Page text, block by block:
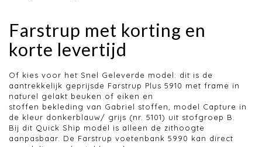
Farstrup met korting en
korte levertijd
Of kies voor het Snel Geleverde model: dit is de
aantrekkelijk geprijsde Farstrup Plus 5910 met frame in
naturel gelakt beuken of eiken en
stoffen bekleding van Gabriel stoffen, model Capture in
de kleur donkerblauw/ grijs (nr. 5101) uit stofgroep B.
Bij dit Quick Ship model is alleen de zithoogte
aanpasbaar. De Farstrup voetenbank 5990 kan direct